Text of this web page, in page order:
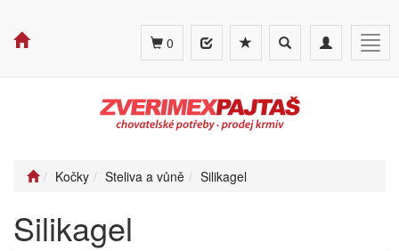
Toggle
navigation
Toggle
search
0
Kočky Steliva a vůně Silikagel
Silikagel